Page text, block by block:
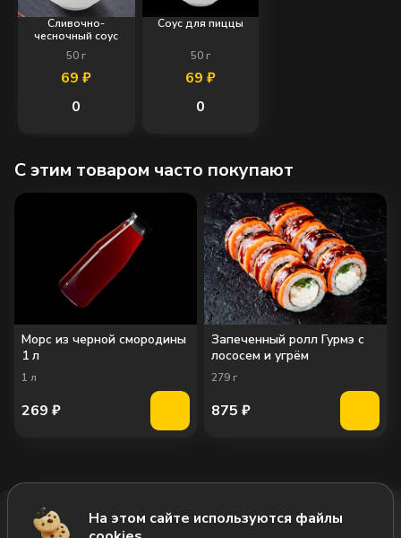
Сливочно-
чесночный соус
50 г
69₽
0
Соус для пиццы
50г
69 ₽
0
Добавить за 935₽
C этим товаром часто покупают
Морс из черной смородины
1 л
1 л
269 ₽
Запеченный ролл Гурмэ с
лососем и угрём
279 г
875 ₽
На этом сайте используются файлы